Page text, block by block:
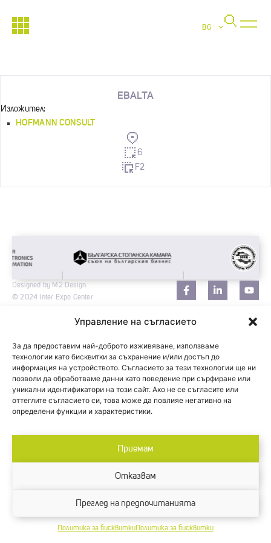
Управление на съгласието
За да предоставим най-доброто изживяване, използваме
технологии като бисквитки за съхранение и/или достъп до
информация на устройството. Съгласието за тези технологии ще ни
позволи да обработваме данни като поведение при сърфиране или
уникални идентификатори на този сайт. Ако не се съгласите или
оттеглите съгласието си, това може да повлияе негативно на
определени функции и характеристики.
Приемам
Отказвам
Преглед на предпочитанията
Политика за бисквитки Политика за бисквитки
BG
EBALTA
Изложител:
HOFMANN CONSULT
6
F2
Designed by M2 Design.
© 2024 Inter Expo Center